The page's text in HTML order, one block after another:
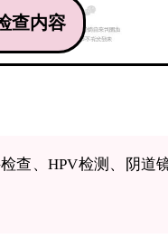
查内容
查、HPV检测、阴道